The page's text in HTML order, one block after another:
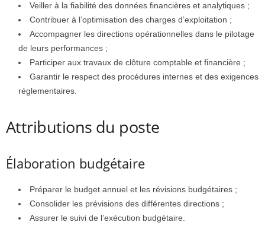
Veiller à la fiabilité des données financières et analytiques ;
Contribuer à l’optimisation des charges d’exploitation ;
Accompagner les directions opérationnelles dans le pilotage
de leurs performances ;
Participer aux travaux de clôture comptable et financière ;
Garantir le respect des procédures internes et des exigences
réglementaires.
Attributions du poste
Élaboration budgétaire
Préparer le budget annuel et les révisions budgétaires ;
Consolider les prévisions des différentes directions ;
Assurer le suivi de l’exécution budgétaire.